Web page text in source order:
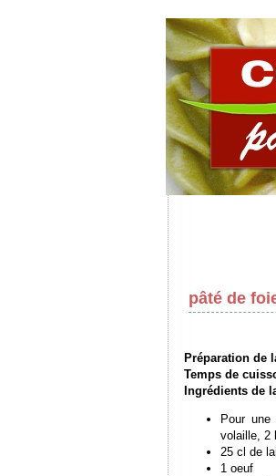
pâté de
Préparation de
Temps de
Ingrédients de
Pour
volaille, 2
25 cl de
1 oeuf